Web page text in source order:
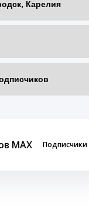
MAX Подписчики